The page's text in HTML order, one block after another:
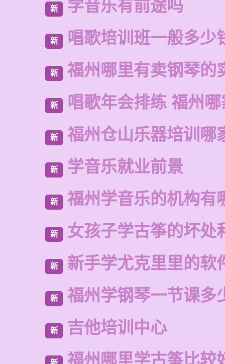
新 学音乐有前途吗
新 唱歌培训班一般多少
新 福州哪里有卖钢琴的
新 唱歌年会排练 福州
新 福州仓山乐器培训哪
新 学音乐就业前景
新 福州学音乐的机构有
新 女孩子学古筝的坏处
新 新手学尤克里里的软
新 福州学钢琴一节课多
新 吉他培训中心
福州哪里学古筝比较